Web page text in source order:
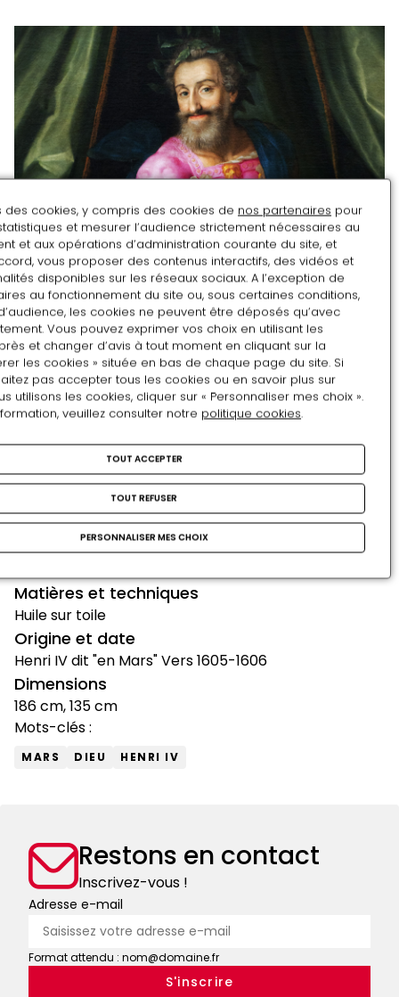
La tête couronnée de lauriers, tenant le bâton de
commandement dans la main droite, le roi est
revêtu d'une armure d'un rose soutenu qui contraste
fortement avec le vert des rideaux de fond. Le visage
d'Henri IV, très expressif, aux cheveux et barbe
grisonnant, aux fines rides et léger sourire est celui
d'un souverain, certes triomphant, mais aussi
bienveillant dont le règne se veut pacificateur.
Artistes
Matières et techniques
Huile sur toile
Origine et date
Henri IV dit "en Mars" Vers 1605-1606
Dimensions
186 cm, 135 cm
Mots-clés :
MARS DIEU HENRI IV
Restons en contact
Inscrivez-vous !
Adresse e-mail
Format attendu : nom@domaine.fr
des cookies, y compris des cookies de nos partenaires pour
et mesurer l’audience strictement nécessaires au
et aux opérations d’administration courante du site, et
vous proposer des contenus interactifs, des vidéos et
disponibles sur les réseaux sociaux. A l’exception de
au fonctionnement du site ou, sous certaines conditions,
les cookies ne peuvent être déposés qu’avec
Vous pouvez exprimer vos choix en utilisant les
et changer d’avis à tout moment en cliquant sur la
les cookies » située en bas de chaque page du site. Si
pas accepter tous les cookies ou en savoir plus sur
utilisons les cookies, cliquer sur « Personnaliser mes choix ».
veuillez consulter notre politique cookies.
TOUT ACCEPTER
TOUT REFUSER
PERSONNALISER MES CHOIX